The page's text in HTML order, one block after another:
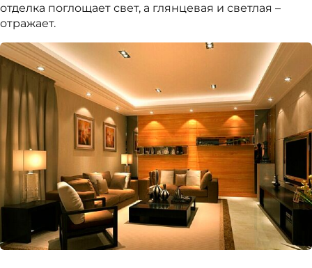
отделка поглощает свет, а глянцевая и светлая –
отражает.